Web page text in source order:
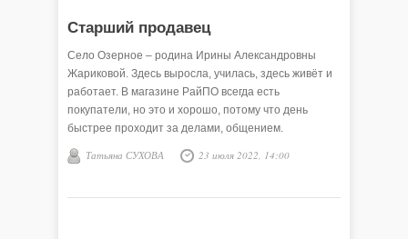
Старший продавец
Село Озерное – родина Ирины Александровны
Жариковой. Здесь выросла, училась, здесь живёт и
работает. В магазине РайПО всегда есть
покупатели, но это и хорошо, потому что день
быстрее проходит за делами, общением.
Татьяна СУХОВА 23 июля 2022, 14:00